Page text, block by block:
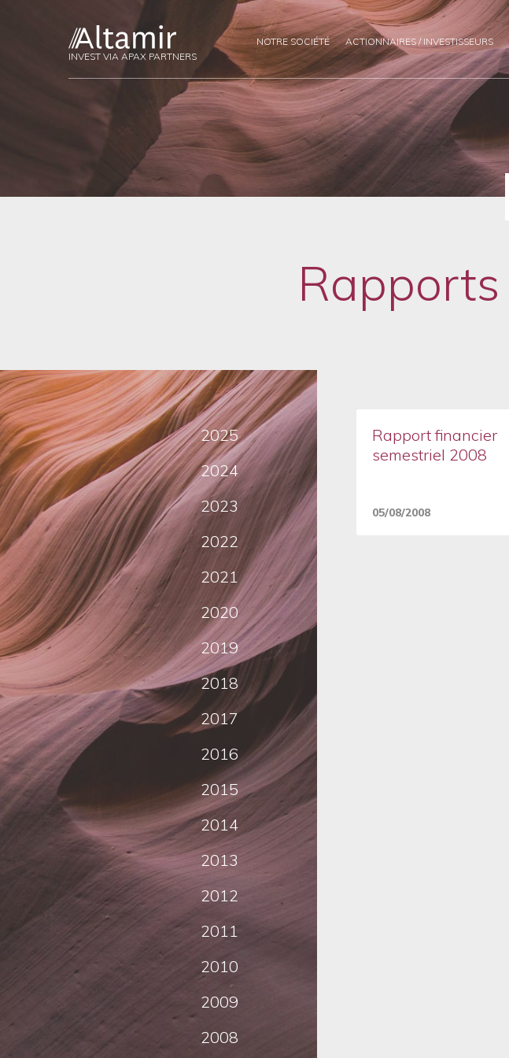
2025
2024
2023
2022
2021
2020
2019
2018
2017
2016
2015
2014
2013
2012
2011
2010
2009
2008
Rapport financier
semestriel 2008
05/08/2008
INVEST VIA APAX PARTNERS
NOTRE SOCIÉTÉ ACTIONNAIRES / INVESTISSEURS